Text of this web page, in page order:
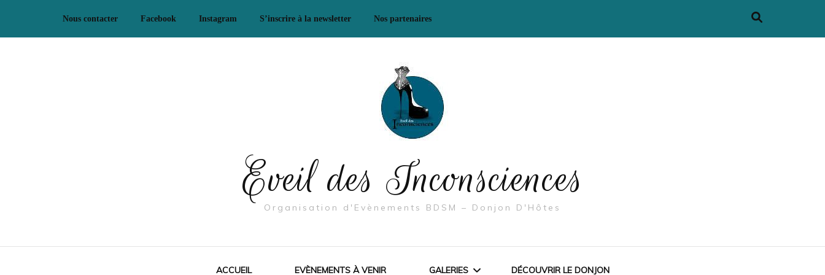
Nous contacter Facebook Instagram S’inscrire à la newsletter Nos partenaires
Mes Partenaires/ Boutiques
& Co
Mes Partenaires – Se
rencontrer, échanger
Eveil des Inconsciences
Organisation d'Evènements BDSM – Donjon D'Hôtes
ACCUEIL EVÈNEMENTS À VENIR GALERIES DÉCOUVRIR LE DONJON